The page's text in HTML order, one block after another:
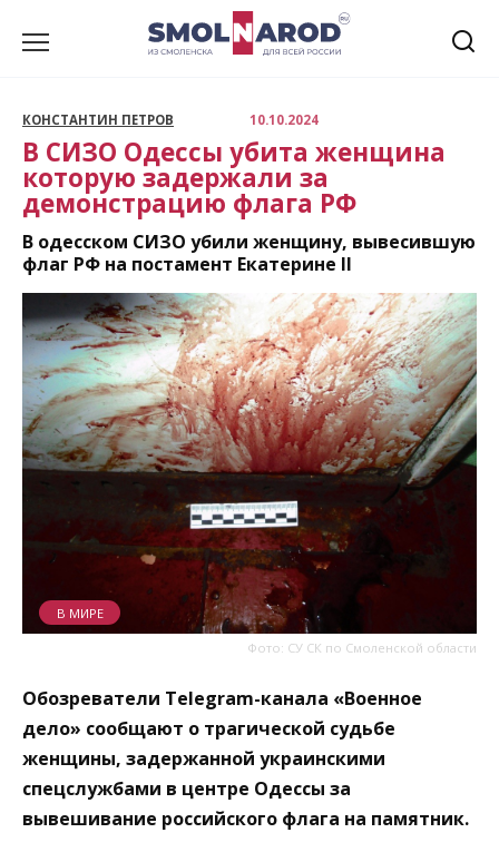
КОНСТАНТИН ПЕТРОВ 10.10.2024
В СИЗО Одессы убита женщина
которую задержали за
демонстрацию флага РФ
В одесском СИЗО убили женщину, вывесившую
флаг РФ на постамент Екатерине II
Фото: СУ СК по Смоленской области
В МИРЕ
Обозреватели Telegram-канала «Военное
дело» сообщают о трагической судьбе
женщины, задержанной украинскими
спецслужбами в центре Одессы за
вывешивание российского флага на памятник.